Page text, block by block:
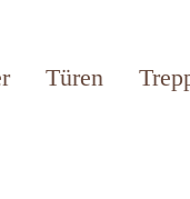
Türen